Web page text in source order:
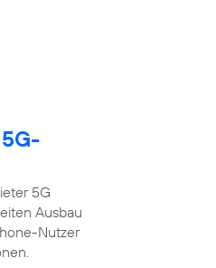
5G
Ausbau
Nutzer